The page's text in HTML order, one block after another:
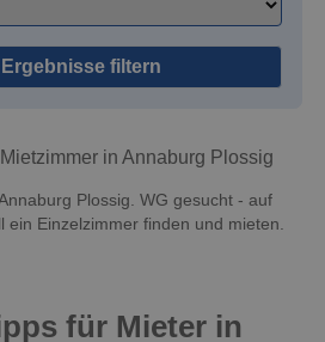
filtern
in Annaburg Plossig
Plossig. WG gesucht - auf
ein Einzelzimmer finden und mieten.
für Mieter in